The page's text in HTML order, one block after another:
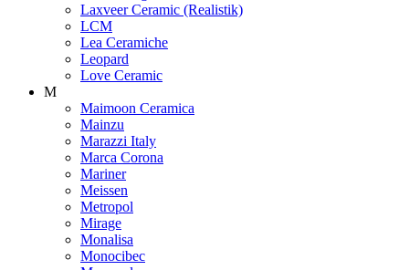
Laxveer Ceramic (Realistik)
LCM
Lea Ceramiche
Leopard
Love Ceramic
M
Maimoon Ceramica
Mainzu
Marazzi Italy
Marca Corona
Mariner
Meissen
Metropol
Mirage
Monalisa
Monocibec